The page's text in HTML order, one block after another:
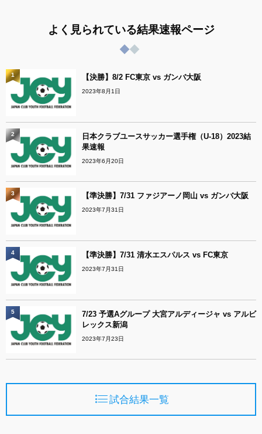
よく見られている結果速報ページ
【決勝】8/2 FC東京 vs ガンバ大阪
2023年8月1日
1
日本クラブユースサッカー選手権（U-18）2023結
果速報
2023年6月20日
2
【準決勝】7/31 ファジアーノ岡山 vs ガンバ大阪
2023年7月31日
3
【準決勝】7/31 清水エスパルス vs FC東京
2023年7月31日
4
7/23 予選Aグループ 大宮アルディージャ vs アルビ
レックス新潟
2023年7月23日
5
試合結果一覧